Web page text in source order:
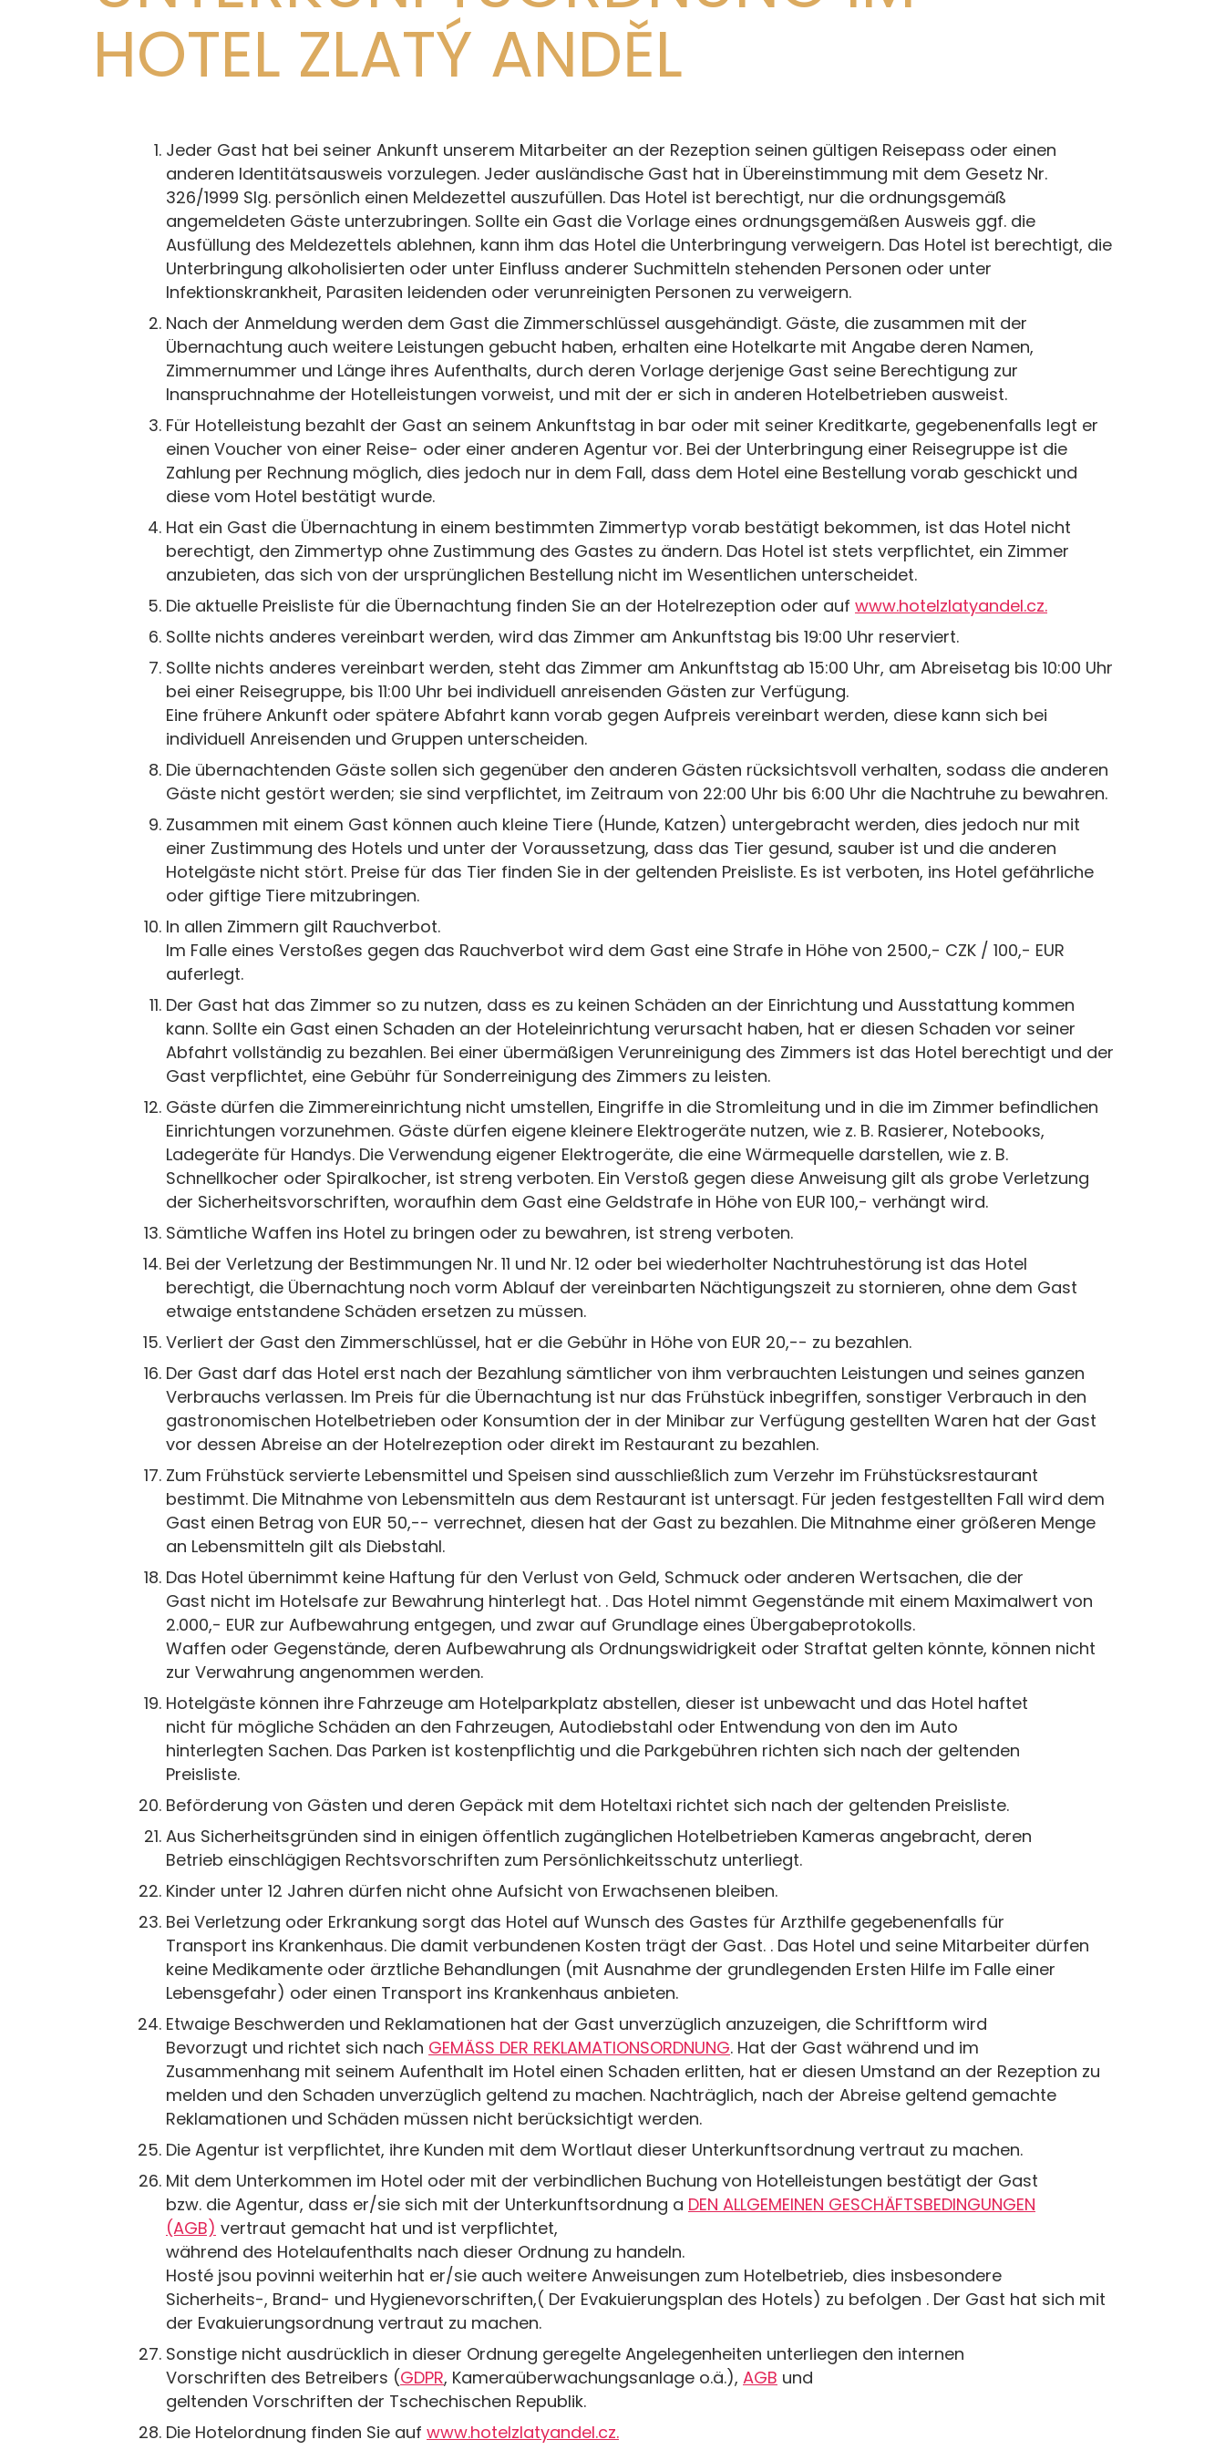
HOTEL ZLATÝ ANDĚL
Jeder Gast hat bei seiner Ankunft unserem Mitarbeiter an der Rezeption seinen gültigen Reisepass oder einen
anderen Identitätsausweis vorzulegen. Jeder ausländische Gast hat in Übereinstimmung mit dem Gesetz Nr.
326/1999 Slg. persönlich einen Meldezettel auszufüllen. Das Hotel ist berechtigt, nur die ordnungsgemäß
angemeldeten Gäste unterzubringen. Sollte ein Gast die Vorlage eines ordnungsgemäßen Ausweis ggf. die
Ausfüllung des Meldezettels ablehnen, kann ihm das Hotel die Unterbringung verweigern. Das Hotel ist berechtigt, die
Unterbringung alkoholisierten oder unter Einfluss anderer Suchmitteln stehenden Personen oder unter
Infektionskrankheit, Parasiten leidenden oder verunreinigten Personen zu verweigern.
Nach der Anmeldung werden dem Gast die Zimmerschlüssel ausgehändigt. Gäste, die zusammen mit der
Übernachtung auch weitere Leistungen gebucht haben, erhalten eine Hotelkarte mit Angabe deren Namen,
Zimmernummer und Länge ihres Aufenthalts, durch deren Vorlage derjenige Gast seine Berechtigung zur
Inanspruchnahme der Hotelleistungen vorweist, und mit der er sich in anderen Hotelbetrieben ausweist.
Für Hotelleistung bezahlt der Gast an seinem Ankunftstag in bar oder mit seiner Kreditkarte, gegebenenfalls legt er
einen Voucher von einer Reise- oder einer anderen Agentur vor. Bei der Unterbringung einer Reisegruppe ist die
Zahlung per Rechnung möglich, dies jedoch nur in dem Fall, dass dem Hotel eine Bestellung vorab geschickt und
diese vom Hotel bestätigt wurde.
Hat ein Gast die Übernachtung in einem bestimmten Zimmertyp vorab bestätigt bekommen, ist das Hotel nicht
berechtigt, den Zimmertyp ohne Zustimmung des Gastes zu ändern. Das Hotel ist stets verpflichtet, ein Zimmer
anzubieten, das sich von der ursprünglichen Bestellung nicht im Wesentlichen unterscheidet.
Die aktuelle Preisliste für die Übernachtung finden Sie an der Hotelrezeption oder auf www.hotelzlatyandel.cz.
Sollte nichts anderes vereinbart werden, wird das Zimmer am Ankunftstag bis 19:00 Uhr reserviert.
Sollte nichts anderes vereinbart werden, steht das Zimmer am Ankunftstag ab 15:00 Uhr, am Abreisetag bis 10:00 Uhr
bei einer Reisegruppe, bis 11:00 Uhr bei individuell anreisenden Gästen zur Verfügung.
Eine frühere Ankunft oder spätere Abfahrt kann vorab gegen Aufpreis vereinbart werden, diese kann sich bei
individuell Anreisenden und Gruppen unterscheiden.
Die übernachtenden Gäste sollen sich gegenüber den anderen Gästen rücksichtsvoll verhalten, sodass die anderen
Gäste nicht gestört werden; sie sind verpflichtet, im Zeitraum von 22:00 Uhr bis 6:00 Uhr die Nachtruhe zu bewahren.
Zusammen mit einem Gast können auch kleine Tiere (Hunde, Katzen) untergebracht werden, dies jedoch nur mit
einer Zustimmung des Hotels und unter der Voraussetzung, dass das Tier gesund, sauber ist und die anderen
Hotelgäste nicht stört. Preise für das Tier finden Sie in der geltenden Preisliste. Es ist verboten, ins Hotel gefährliche
oder giftige Tiere mitzubringen.
In allen Zimmern gilt Rauchverbot.
Im Falle eines Verstoßes gegen das Rauchverbot wird dem Gast eine Strafe in Höhe von 2500,- CZK / 100,- EUR
auferlegt.
Der Gast hat das Zimmer so zu nutzen, dass es zu keinen Schäden an der Einrichtung und Ausstattung kommen
kann. Sollte ein Gast einen Schaden an der Hoteleinrichtung verursacht haben, hat er diesen Schaden vor seiner
Abfahrt vollständig zu bezahlen. Bei einer übermäßigen Verunreinigung des Zimmers ist das Hotel berechtigt und der
Gast verpflichtet, eine Gebühr für Sonderreinigung des Zimmers zu leisten.
Gäste dürfen die Zimmereinrichtung nicht umstellen, Eingriffe in die Stromleitung und in die im Zimmer befindlichen
Einrichtungen vorzunehmen. Gäste dürfen eigene kleinere Elektrogeräte nutzen, wie z. B. Rasierer, Notebooks,
Ladegeräte für Handys. Die Verwendung eigener Elektrogeräte, die eine Wärmequelle darstellen, wie z. B.
Schnellkocher oder Spiralkocher, ist streng verboten. Ein Verstoß gegen diese Anweisung gilt als grobe Verletzung
der Sicherheitsvorschriften, woraufhin dem Gast eine Geldstrafe in Höhe von EUR 100,- verhängt wird.
Sämtliche Waffen ins Hotel zu bringen oder zu bewahren, ist streng verboten.
Bei der Verletzung der Bestimmungen Nr. 11 und Nr. 12 oder bei wiederholter Nachtruhestörung ist das Hotel
berechtigt, die Übernachtung noch vorm Ablauf der vereinbarten Nächtigungszeit zu stornieren, ohne dem Gast
etwaige entstandene Schäden ersetzen zu müssen.
Verliert der Gast den Zimmerschlüssel, hat er die Gebühr in Höhe von EUR 20,-- zu bezahlen.
Der Gast darf das Hotel erst nach der Bezahlung sämtlicher von ihm verbrauchten Leistungen und seines ganzen
Verbrauchs verlassen. Im Preis für die Übernachtung ist nur das Frühstück inbegriffen, sonstiger Verbrauch in den
gastronomischen Hotelbetrieben oder Konsumtion der in der Minibar zur Verfügung gestellten Waren hat der Gast
vor dessen Abreise an der Hotelrezeption oder direkt im Restaurant zu bezahlen.
Zum Frühstück servierte Lebensmittel und Speisen sind ausschließlich zum Verzehr im Frühstücksrestaurant
bestimmt. Die Mitnahme von Lebensmitteln aus dem Restaurant ist untersagt. Für jeden festgestellten Fall wird dem
Gast einen Betrag von EUR 50,-- verrechnet, diesen hat der Gast zu bezahlen. Die Mitnahme einer größeren Menge
an Lebensmitteln gilt als Diebstahl.
Das Hotel übernimmt keine Haftung für den Verlust von Geld, Schmuck oder anderen Wertsachen, die der
Gast nicht im Hotelsafe zur Bewahrung hinterlegt hat. . Das Hotel nimmt Gegenstände mit einem Maximalwert von
2.000,- EUR zur Aufbewahrung entgegen, und zwar auf Grundlage eines Übergabeprotokolls.
Waffen oder Gegenstände, deren Aufbewahrung als Ordnungswidrigkeit oder Straftat gelten könnte, können nicht
zur Verwahrung angenommen werden.
Hotelgäste können ihre Fahrzeuge am Hotelparkplatz abstellen, dieser ist unbewacht und das Hotel haftet
nicht für mögliche Schäden an den Fahrzeugen, Autodiebstahl oder Entwendung von den im Auto
hinterlegten Sachen. Das Parken ist kostenpflichtig und die Parkgebühren richten sich nach der geltenden
Preisliste.
Beförderung von Gästen und deren Gepäck mit dem Hoteltaxi richtet sich nach der geltenden Preisliste.
Aus Sicherheitsgründen sind in einigen öffentlich zugänglichen Hotelbetrieben Kameras angebracht, deren
Betrieb einschlägigen Rechtsvorschriften zum Persönlichkeitsschutz unterliegt.
Kinder unter 12 Jahren dürfen nicht ohne Aufsicht von Erwachsenen bleiben.
Bei Verletzung oder Erkrankung sorgt das Hotel auf Wunsch des Gastes für Arzthilfe gegebenenfalls für
Transport ins Krankenhaus. Die damit verbundenen Kosten trägt der Gast. . Das Hotel und seine Mitarbeiter dürfen
keine Medikamente oder ärztliche Behandlungen (mit Ausnahme der grundlegenden Ersten Hilfe im Falle einer
Lebensgefahr) oder einen Transport ins Krankenhaus anbieten.
Etwaige Beschwerden und Reklamationen hat der Gast unverzüglich anzuzeigen, die Schriftform wird
Bevorzugt und richtet sich nach GEMÄSS DER REKLAMATIONSORDNUNG. Hat der Gast während und im
Zusammenhang mit seinem Aufenthalt im Hotel einen Schaden erlitten, hat er diesen Umstand an der Rezeption zu
melden und den Schaden unverzüglich geltend zu machen. Nachträglich, nach der Abreise geltend gemachte
Reklamationen und Schäden müssen nicht berücksichtigt werden.
Die Agentur ist verpflichtet, ihre Kunden mit dem Wortlaut dieser Unterkunftsordnung vertraut zu machen.
Mit dem Unterkommen im Hotel oder mit der verbindlichen Buchung von Hotelleistungen bestätigt der Gast
bzw. die Agentur, dass er/sie sich mit der Unterkunftsordnung a DEN ALLGEMEINEN GESCHÄFTSBEDINGUNGEN
(AGB) vertraut gemacht hat und ist verpflichtet,
während des Hotelaufenthalts nach dieser Ordnung zu handeln.
Hosté jsou povinni weiterhin hat er/sie auch weitere Anweisungen zum Hotelbetrieb, dies insbesondere
Sicherheits-, Brand- und Hygienevorschriften,( Der Evakuierungsplan des Hotels) zu befolgen . Der Gast hat sich mit
der Evakuierungsordnung vertraut zu machen.
Sonstige nicht ausdrücklich in dieser Ordnung geregelte Angelegenheiten unterliegen den internen
Vorschriften des Betreibers (GDPR, Kameraüberwachungsanlage o.ä.), AGB und
geltenden Vorschriften der Tschechischen Republik.
Die Hotelordnung finden Sie auf www.hotelzlatyandel.cz.